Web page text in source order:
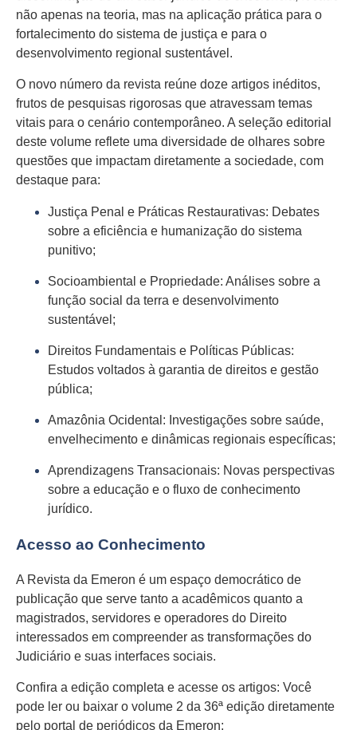
não apenas na teoria, mas na aplicação prática para o
fortalecimento do sistema de justiça e para o
desenvolvimento regional sustentável.
O novo número da revista reúne doze artigos inéditos,
frutos de pesquisas rigorosas que atravessam temas
vitais para o cenário contemporâneo. A seleção editorial
deste volume reflete uma diversidade de olhares sobre
questões que impactam diretamente a sociedade, com
destaque para:
Justiça Penal e Práticas Restaurativas: Debates
sobre a eficiência e humanização do sistema
punitivo;
Socioambiental e Propriedade: Análises sobre a
função social da terra e desenvolvimento
sustentável;
Direitos Fundamentais e Políticas Públicas:
Estudos voltados à garantia de direitos e gestão
pública;
Amazônia Ocidental: Investigações sobre saúde,
envelhecimento e dinâmicas regionais específicas;
Aprendizagens Transacionais: Novas perspectivas
sobre a educação e o fluxo de conhecimento
jurídico.
Acesso ao Conhecimento
A Revista da Emeron é um espaço democrático de
publicação que serve tanto a acadêmicos quanto a
magistrados, servidores e operadores do Direito
interessados em compreender as transformações do
Judiciário e suas interfaces sociais.
Confira a edição completa e acesse os artigos: Você
pode ler ou baixar o volume 2 da 36ª edição diretamente
pelo portal de periódicos da Emeron: